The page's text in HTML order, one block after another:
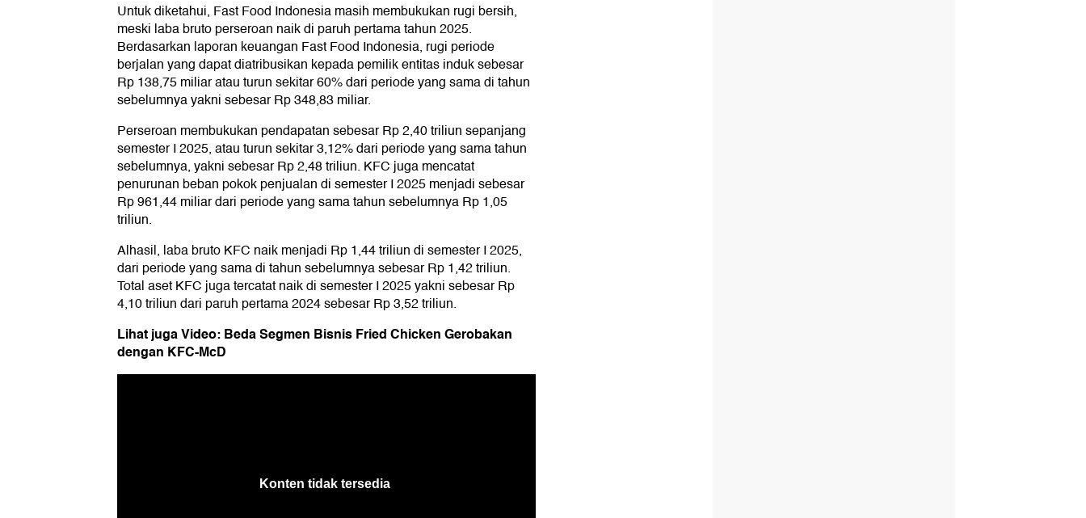
Untuk diketahui, Fast Food Indonesia masih membukukan rugi bersih,
meski laba bruto perseroan naik di paruh pertama tahun 2025.
Berdasarkan laporan keuangan Fast Food Indonesia, rugi periode
berjalan yang dapat diatribusikan kepada pemilik entitas induk sebesar
Rp 138,75 miliar atau turun sekitar 60% dari periode yang sama di tahun
sebelumnya yakni sebesar Rp 348,83 miliar.
Perseroan membukukan pendapatan sebesar Rp 2,40 triliun sepanjang
semester I 2025, atau turun sekitar 3,12% dari periode yang sama tahun
sebelumnya, yakni sebesar Rp 2,48 triliun. KFC juga mencatat
penurunan beban pokok penjualan di semester I 2025 menjadi sebesar
Rp 961,44 miliar dari periode yang sama tahun sebelumnya Rp 1,05
triliun.
Alhasil, laba bruto KFC naik menjadi Rp 1,44 triliun di semester I 2025,
dari periode yang sama di tahun sebelumnya sebesar Rp 1,42 triliun.
Total aset KFC juga tercatat naik di semester I 2025 yakni sebesar Rp
4,10 triliun dari paruh pertama 2024 sebesar Rp 3,52 triliun.
Lihat juga Video: Beda Segmen Bisnis Fried Chicken Gerobakan
dengan KFC-McD